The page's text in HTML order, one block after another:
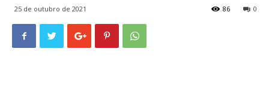
25 de outubro de 2021 0
86